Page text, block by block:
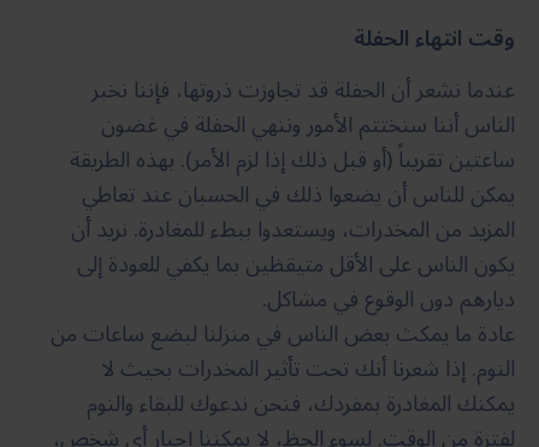
وقت انتهاء الحفلة
عندما نشعر أن الحفلة قد تجاوزت ذروتها، فإننا نخبر
الناس أننا سنختتم الأمور وننهي الحفلة في غضون
ساعتين تقريباً (أو قبل ذلك إذا لزم الأمر). بهذه الطريقة
يمكن للناس أن يضعوا ذلك في الحسبان عند تعاطي
المزيد من المخدرات، ويستعدوا ببطء للمغادرة. نريد أن
يكون الناس على الأقل متيقظين بما يكفي للعودة إلى
ديارهم دون الوقوع في مشاكل.
عادة ما يمكث بعض الناس في منزلنا لبضع ساعات من
النوم. إذا شعرنا أنك تحت تأثير المخدرات بحيث لا
يمكنك المغادرة بمفردك، فنحن ندعوك للبقاء والنوم